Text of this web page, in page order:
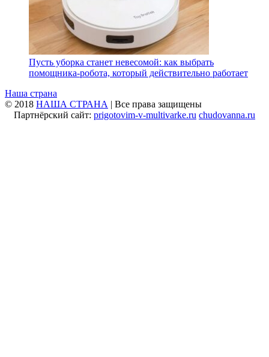
Пусть уборка станет невесомой: как выбрать
помощника‑робота, который действительно работает
Наша страна
© 2018 НАША СТРАНА | Все права защищены
Партнёрский сайт: prigotovim-v-multivarke.ru chudovanna.ru